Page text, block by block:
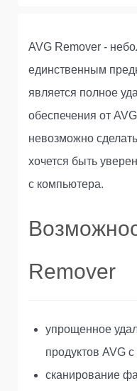
AVG Remover -
единственным
является полное
обеспечения от
невозможно
хочется быть
с компьютера.
Remover
упрощенное
продуктов AVG
сканирование